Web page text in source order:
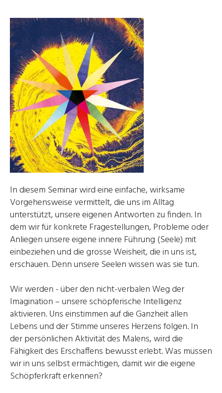
In diesem Seminar wird eine einfache, wirksame
Vorgehensweise vermittelt, die uns im Alltag
unterstützt, unsere eigenen Antworten zu finden. In
dem wir für konkrete Fragestellungen, Probleme oder
Anliegen unsere eigene innere Führung (Seele) mit
einbeziehen und die grosse Weisheit, die in uns ist,
erschauen. Denn unsere Seelen wissen was sie tun.
Wir werden - über den nicht-verbalen Weg der
Imagination – unsere schöpferische Intelligenz
aktivieren. Uns einstimmen auf die Ganzheit allen
Lebens und der Stimme unseres Herzens folgen. In
der persönlichen Aktivität des Malens, wird die
Fähigkeit des Erschaffens bewusst erlebt. Was müssen
wir in uns selbst ermächtigen, damit wir die eigene
Schöpferkraft erkennen?